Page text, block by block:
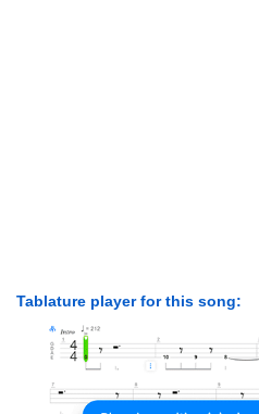
Tablature player for this song: